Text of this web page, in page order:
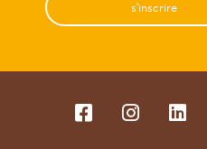
s'inscrire